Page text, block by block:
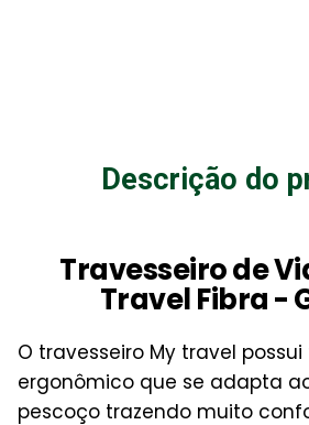
Descrição do
Travesseiro de
Travel Fibra -
O travesseiro My travel
ergonômico que se adapta
pescoço trazendo muito